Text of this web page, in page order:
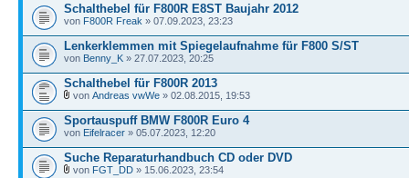
Schalthebel für F800R E8ST Baujahr 2012
von F800R Freak » 07.09.2023, 23:23
Lenkerklemmen mit Spiegelaufnahme für F800 S/ST
von Benny_K » 27.07.2023, 20:25
Schalthebel für F800R 2013
von Andreas vwWe » 02.08.2015, 19:53
Sportauspuff BMW F800R Euro 4
von Eifelracer » 05.07.2023, 12:20
Suche Reparaturhandbuch CD oder DVD
von FGT_DD » 15.06.2023, 23:54